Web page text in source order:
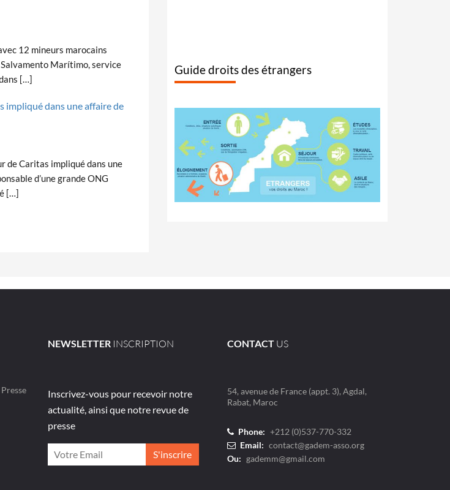
12 mineurs marocains
Marítimo, service
[…]
impliqué dans une affaire de
de Caritas impliqué dans une
d’une grande ONG
[…]
Guide droits des étrangers
NEWSLETTER INSCRIPTION
Inscrivez-vous pour recevoir notre
actualité, ainsi que notre revue de
presse
CONTACTUS
54, avenue de France (appt. 3), Agdal,
Rabat, Maroc
Phone: +212 (0)537-770-332
Email: contact@gadem-asso.org
Ou: gademm@gmail.com